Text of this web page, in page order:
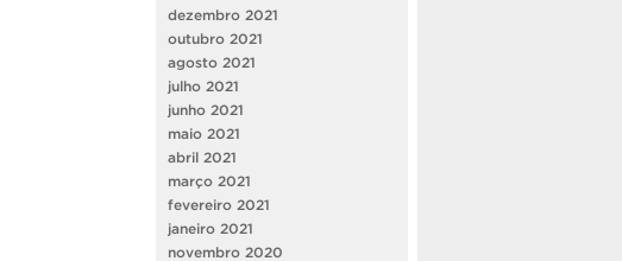
dezembro 2021
outubro 2021
agosto 2021
julho 2021
junho 2021
maio 2021
abril 2021
março 2021
fevereiro 2021
janeiro 2021
novembro 2020